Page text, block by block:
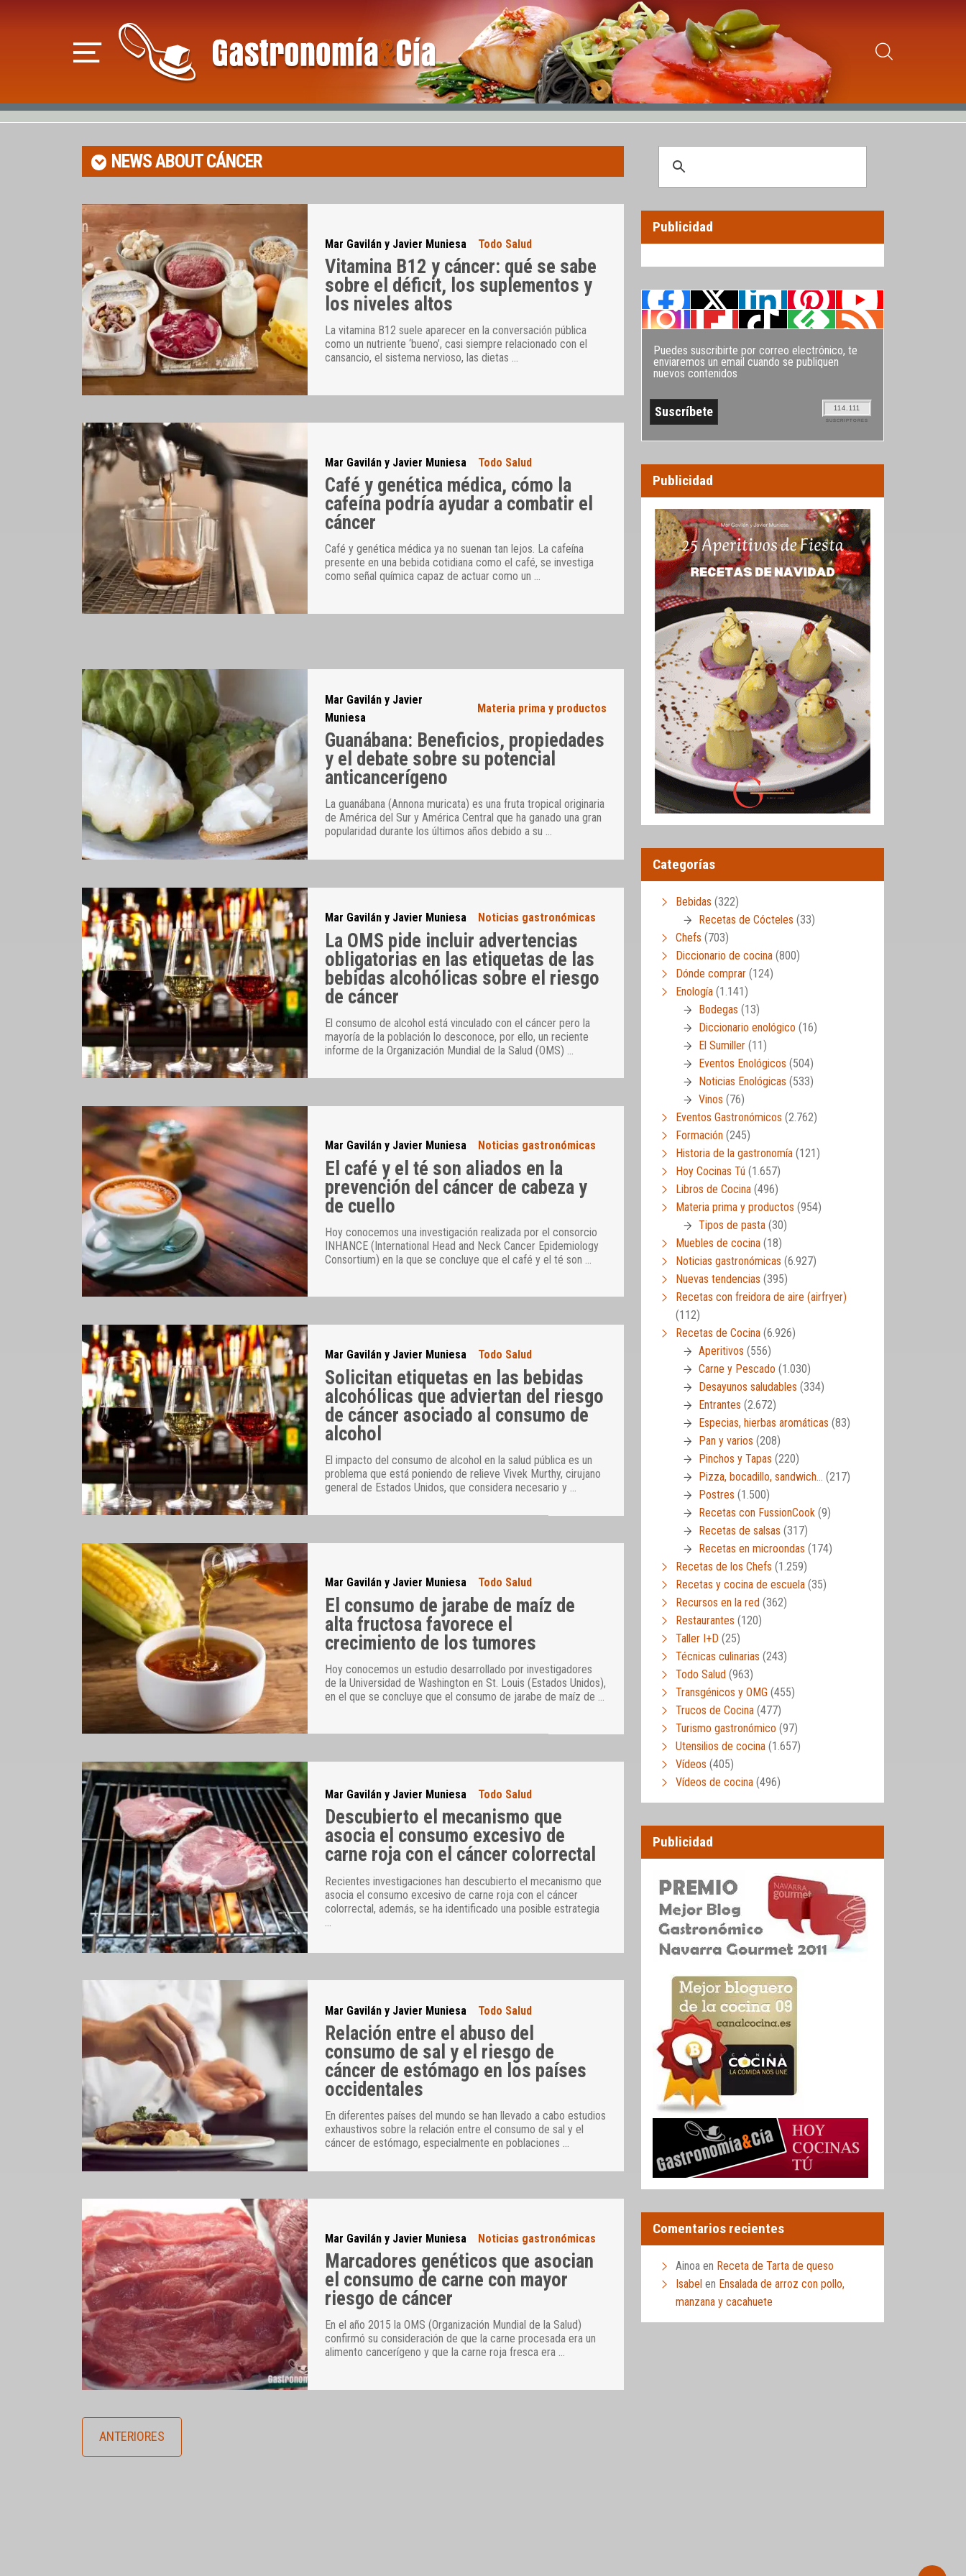
NEWS ABOUTCÁNCER
Mar Gavilán y Javier Muniesa Todo Salud
Vitamina B12 y cáncer: qué se sabe
sobre el déficit, los suplementos y
los niveles altos
La vitamina B12 suele aparecer en la conversación pública
como un nutriente ‘bueno’, casi siempre relacionado con el
cansancio, el sistema nervioso, las dietas …
Mar Gavilán y Javier Muniesa Todo Salud
Café y genética médica, cómo la
cafeína podría ayudar a combatir el
cáncer
Café y genética médica ya no suenan tan lejos. La cafeína
presente en una bebida cotidiana como el café, se investiga
como señal química capaz de actuar como un …
Mar Gavilán y Javier
Muniesa
Materia prima y productos
Guanábana: Beneficios, propiedades
y el debate sobre su potencial
anticancerígeno
La guanábana (Annona muricata) es una fruta tropical originaria
de América del Sur y América Central que ha ganado una gran
popularidad durante los últimos años debido a su …
Mar Gavilán y Javier Muniesa Noticias gastronómicas
La OMS pide incluir advertencias
obligatorias en las etiquetas de las
bebidas alcohólicas sobre el riesgo
de cáncer
El consumo de alcohol está vinculado con el cáncer pero la
mayoría de la población lo desconoce, por ello, un reciente
informe de la Organización Mundial de la Salud (OMS) …
Mar Gavilán y Javier Muniesa Noticias gastronómicas
El café y el té son aliados en la
prevención del cáncer de cabeza y
de cuello
Hoy conocemos una investigación realizada por el consorcio
INHANCE (International Head and Neck Cancer Epidemiology
Consortium) en la que se concluye que el café y el té son …
Mar Gavilán y Javier Muniesa Todo Salud
Solicitan etiquetas en las bebidas
alcohólicas que adviertan del riesgo
de cáncer asociado al consumo de
alcohol
El impacto del consumo de alcohol en la salud pública es un
problema que está poniendo de relieve Vivek Murthy, cirujano
general de Estados Unidos, que considera necesario y …
Mar Gavilán y Javier Muniesa Todo Salud
El consumo de jarabe de maíz de
alta fructosa favorece el
crecimiento de los tumores
Hoy conocemos un estudio desarrollado por investigadores
de la Universidad de Washington en St. Louis (Estados Unidos),
en el que se concluye que el consumo de jarabe de maíz de …
Mar Gavilán y Javier Muniesa Todo Salud
Descubierto el mecanismo que
asocia el consumo excesivo de
carne roja con el cáncer colorrectal
Recientes investigaciones han descubierto el mecanismo que
asocia el consumo excesivo de carne roja con el cáncer
colorrectal, además, se ha identificado una posible estrategia
Mar Gavilán y Javier Muniesa Todo Salud
Relación entre el abuso del
consumo de sal y el riesgo de
cáncer de estómago en los países
occidentales
En diferentes países del mundo se han llevado a cabo estudios
exhaustivos sobre la relación entre el consumo de sal y el
cáncer de estómago, especialmente en poblaciones …
Mar Gavilán y Javier Muniesa Noticias gastronómicas
Marcadores genéticos que asocian
el consumo de carne con mayor
riesgo de cáncer
En el año 2015 la OMS (Organización Mundial de la Salud)
confirmó su consideración de que la carne procesada era un
alimento cancerígeno y que la carne roja fresca era …
ANTERIORES
Publicidad
Puedes suscribirte por correo electrónico, te
enviaremos un email cuando se publiquen
nuevos contenidos
114.111
SUSCRIPTORES
Publicidad
Categorías
Bebidas (322)
Recetas de Cócteles (33)
Chefs (703)
Diccionario de cocina (800)
Dónde comprar (124)
Enología (1.141)
Bodegas (13)
Diccionario enológico (16)
El Sumiller (11)
Eventos Enológicos (504)
Noticias Enológicas (533)
Vinos (76)
Eventos Gastronómicos (2.762)
Formación (245)
Historia de la gastronomía (121)
Hoy Cocinas Tú (1.657)
Libros de Cocina (496)
Materia prima y productos (954)
Tipos de pasta (30)
Muebles de cocina (18)
Noticias gastronómicas (6.927)
Nuevas tendencias (395)
Recetas con freidora de aire (airfryer)
(112)
Recetas de Cocina (6.926)
Aperitivos (556)
Carne y Pescado (1.030)
Desayunos saludables (334)
Entrantes (2.672)
Especias, hierbas aromáticas (83)
Pan y varios (208)
Pinchos y Tapas (220)
Pizza, bocadillo, sandwich… (217)
Postres (1.500)
Recetas con FussionCook (9)
Recetas de salsas (317)
Recetas en microondas (174)
Recetas de los Chefs (1.259)
Recetas y cocina de escuela (35)
Recursos en la red (362)
Restaurantes (120)
Taller I+D (25)
Técnicas culinarias (243)
Todo Salud (963)
Transgénicos y OMG (455)
Trucos de Cocina (477)
Turismo gastronómico (97)
Utensilios de cocina (1.657)
Vídeos (405)
Vídeos de cocina (496)
Publicidad
Comentarios recientes
Ainoa en Receta de Tarta de queso
Isabel en Ensalada de arroz con pollo,
manzana y cacahuete